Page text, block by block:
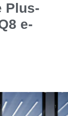
Plus-
e-